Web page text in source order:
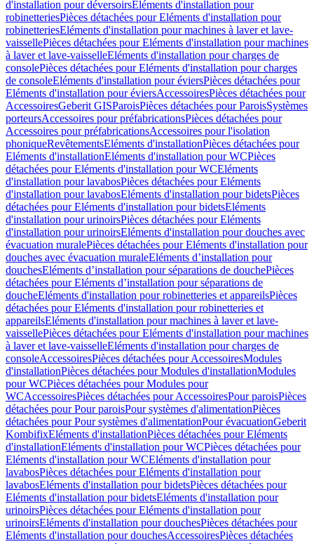
d'installation pour déversoirsEléments d'installation pour
robinetteriesPièces détachées pour Eléments d'installation pour
robinetteriesEléments d'installation pour machines à laver et lave-
vaissellePièces détachées pour Eléments d'installation pour machines
à laver et lave-vaisselleEléments d'installation pour charges de
consolePièces détachées pour Eléments d'installation pour charges
de consoleEléments d'installation pour éviersPièces détachées pour
Eléments d'installation pour éviersAccessoiresPièces détachées pour
AccessoiresGeberit GISParoisPièces détachées pour ParoisSystèmes
porteursAccessoires pour préfabricationsPièces détachées pour
Accessoires pour préfabricationsAccessoires pour l'isolation
phoniqueRevêtementsEléments d'installationPièces détachées pour
Eléments d'installationEléments d'installation pour WCPièces
détachées pour Eléments d'installation pour WCEléments
d'installation pour lavabosPièces détachées pour Eléments
d'installation pour lavabosEléments d'installation pour bidetsPièces
détachées pour Eléments d'installation pour bidetsEléments
d'installation pour urinoirsPièces détachées pour Eléments
d'installation pour urinoirsEléments d'installation pour douches avec
évacuation muralePièces détachées pour Eléments d'installation pour
douches avec évacuation muraleEléments d’installation pour
douchesEléments d’installation pour séparations de douchePièces
détachées pour Eléments d’installation pour séparations de
doucheEléments d'installation pour robinetteries et appareilsPièces
détachées pour Eléments d'installation pour robinetteries et
appareilsEléments d'installation pour machines à laver et lave-
vaissellePièces détachées pour Eléments d'installation pour machines
à laver et lave-vaisselleEléments d'installation pour charges de
consoleAccessoiresPièces détachées pour AccessoiresModules
d'installationPièces détachées pour Modules d'installationModules
pour WCPièces détachées pour Modules pour
WCAccessoiresPièces détachées pour AccessoiresPour paroisPièces
détachées pour Pour paroisPour systèmes d'alimentationPièces
détachées pour Pour systèmes d'alimentationPour évacuationGeberit
KombifixEléments d'installationPièces détachées pour Eléments
d'installationEléments d'installation pour WCPièces détachées pour
Eléments d'installation pour WCEléments d'installation pour
lavabosPièces détachées pour Eléments d'installation pour
lavabosEléments d'installation pour bidetsPièces détachées pour
Eléments d'installation pour bidetsEléments d'installation pour
urinoirsPièces détachées pour Eléments d'installation pour
urinoirsEléments d'installation pour douchesPièces détachées pour
Eléments d'installation pour douchesAccessoiresPièces détachées